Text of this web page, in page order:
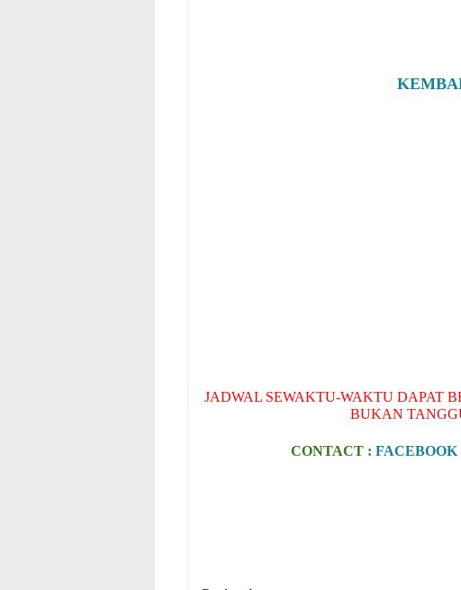
JADWAL SEWAKTU-WAKTU DAPAT
BUKAN
CONTACT :FACEBOOK